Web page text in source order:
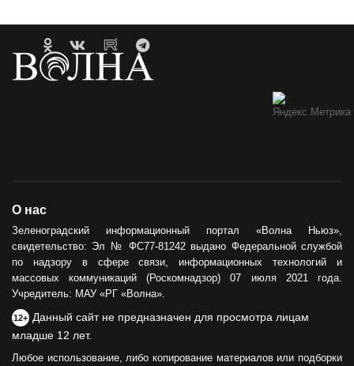
О нас
Зеленоградский информационный портал «Волна Ньюз»,
свидетельство: Эл № ФС77-81242 выдано Федеральной службой
по надзору в сфере связи, информационных технологий и
массовых коммуникаций (Роскомнадзор) 07 июля 2021 года.
Учредитель: МАУ «РГ «Волна».
12+ Данный сайт не предназначен для просмотра лицам
младше 12 лет.
Любое использование, либо копирование материалов или подборки